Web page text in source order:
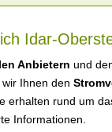
Idar-
Anbietern und
Ihnen den
erhalten rund um
Informationen.